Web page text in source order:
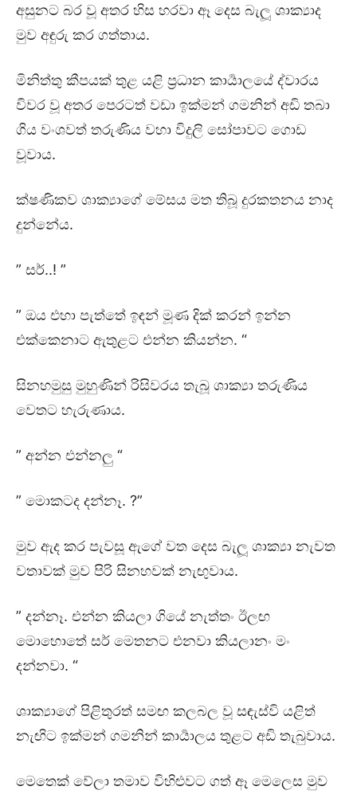
අසුනට බර වූ අතර හිස හරවා ඈ දෙස බැලූ ශාක්‍යාද
මුව අඳුරු කර ගත්තාය.
මිනිත්තු කීපයක් තුළ යළි ප්‍රධාන කාර්‍යාලයේ ද්වාරය
විවර වූ අතර පෙරටත් වඩා ඉක්මන් ගමනින් අඩි තබා
ගිය වංශවත් තරුණිය වහා විදුලි සෝපාවට ගොඩ
වූවාය.
ක්ෂණිකව ශාක්‍යාගේ මේසය මත තිබූ දුරකතනය නාද
දුන්නේය.
” සර්..! ”
” ඔය එහා පැත්තේ ඉඳන් මූණ දික් කරන් ඉන්න
එක්කෙනාට ඇතුළට එන්න කියන්න. “
සිනහමුසු මුහුණින් රිසිවරය තැබූ ශාක්‍යා තරුණිය
වෙතට හැරුණාය.
” අන්න එන්නලු “
” මොකටද දන්නෑ. ?”
මුව ඇද කර පැවසූ ඇගේ වත දෙස බැලූ ශාක්‍යා නැවත
වතාවක් මුව පිරි සිනහවක් නැඟුවාය.
” දන්නෑ. එන්න කියලා ගියේ නැත්තං ඊලඟ
මොහොතේ සර් මෙතනට එනවා කියලානං මං
දන්නවා. “
ශාක්‍යාගේ පිළිතුරත් සමඟ කලබල වූ සඳැස්වි යළිත්
නැඟිට ඉක්මන් ගමනින් කාර්‍යාලය තුළට අඩි තැබුවාය.
මෙතෙක් වේලා තමාව විහිළුවට ගත් ඈ මෙලෙස මුව